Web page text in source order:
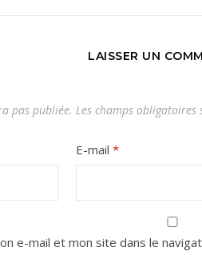
LAISSER UN
pas publiée. Les champs obligatoires
E-mail*
e-mail et mon site dans le